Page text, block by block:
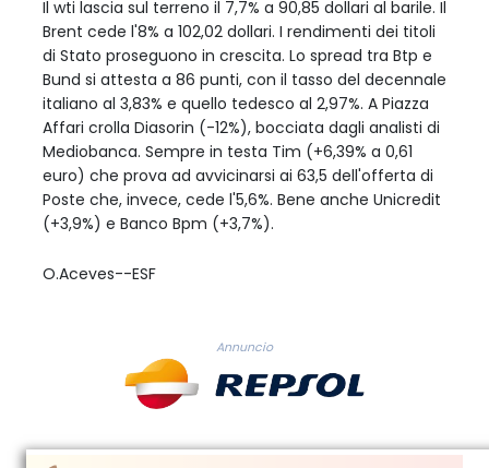
Il wti lascia sul terreno il 7,7% a 90,85 dollari al barile. Il
Brent cede l'8% a 102,02 dollari. I rendimenti dei titoli
di Stato proseguono in crescita. Lo spread tra Btp e
Bund si attesta a 86 punti, con il tasso del decennale
italiano al 3,83% e quello tedesco al 2,97%. A Piazza
Affari crolla Diasorin (-12%), bocciata dagli analisti di
Mediobanca. Sempre in testa Tim (+6,39% a 0,61
euro) che prova ad avvicinarsi ai 63,5 dell'offerta di
Poste che, invece, cede l'5,6%. Bene anche Unicredit
(+3,9%) e Banco Bpm (+3,7%).
O.Aceves--ESF
Annuncio